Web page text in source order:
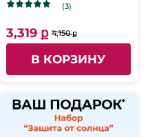
(3)
3,319 ք 4,150 ք
В КОРЗИНУ